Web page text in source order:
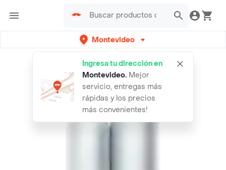
Montevideo
Ingresa tu dirección en
Montevideo. Mejor
servicio, entregas más
rápidas y los precios
más convenientes!